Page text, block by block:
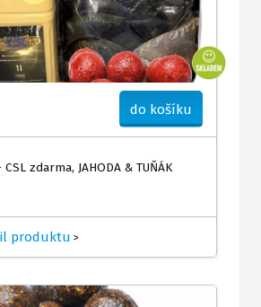
do košíku
zdarma, JAHODA & TUŇÁK
produktu >